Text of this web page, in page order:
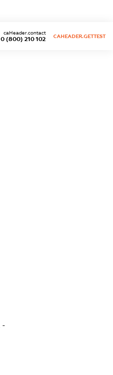
0 (800) 210 102
caHeader.contact
CAHEADER.GETTEST
-